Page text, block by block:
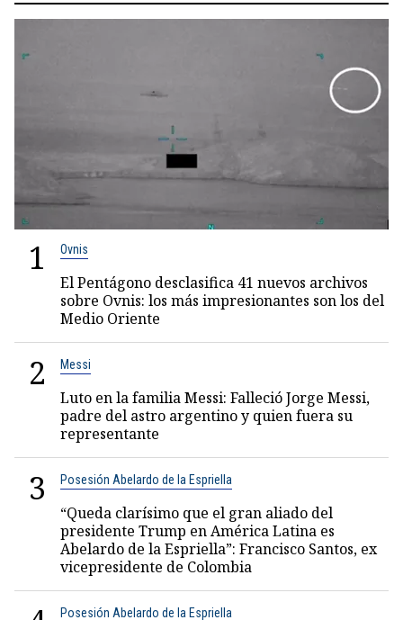
1 Ovnis
El Pentágono desclasifica 41 nuevos archivos
sobre Ovnis: los más impresionantes son los del
Medio Oriente
2 Messi
Luto en la familia Messi: Falleció Jorge Messi,
padre del astro argentino y quien fuera su
representante
3 Posesión Abelardo de la Espriella
“Queda clarísimo que el gran aliado del
presidente Trump en América Latina es
Abelardo de la Espriella”: Francisco Santos, ex
vicepresidente de Colombia
Posesión Abelardo de la Espriella